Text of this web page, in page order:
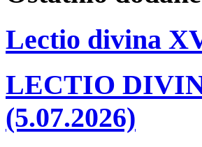
Lectio divina
LECTIO
(5.07.2026)